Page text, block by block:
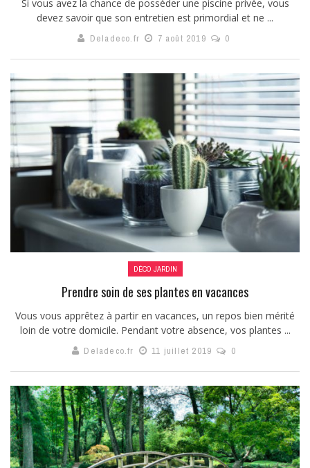
Si vous avez la chance de posséder une piscine privée, vous
devez savoir que son entretien est primordial et ne ...
Deladeco.fr 7 août 2019 0
DÉCO JARDIN
Prendre soin de ses plantes en vacances
Vous vous apprêtez à partir en vacances, un repos bien mérité
loin de votre domicile. Pendant votre absence, vos plantes ...
Deladeco.fr 11 juillet 2019 0